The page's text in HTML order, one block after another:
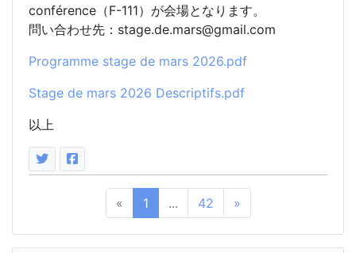
conférence（F-111）が会場となります。
問い合わせ先：stage.de.mars@gmail.com
Programme stage de mars 2026.pdf
Stage de mars 2026 Descriptifs.pdf
以上
« 1 ... 42 »